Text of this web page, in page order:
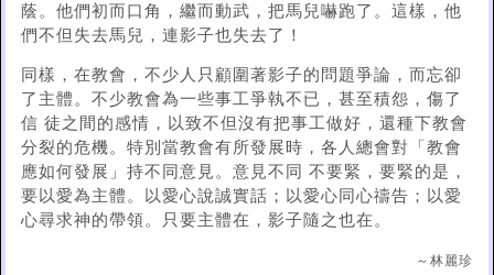
蔭。他們初而口角，繼而動武，把馬兒嚇跑了。這樣，他
們不但失去馬兒，連影子也失去了！
同樣，在教會，不少人只顧圍著影子的問題爭論，而忘卻
了主體。不少教會為一些事工爭執不已，甚至積怨，傷了
信 徒之間的感情，以致不但沒有把事工做好，還種下教會
分裂的危機。特別當教會有所發展時，各人總會對「教會
應如何發展」持不同意見。意見不同 不要緊，要緊的是，
要以愛為主體。以愛心說誠實話；以愛心同心禱告；以愛
心尋求神的帶領。只要主體在，影子隨之也在。
～林麗珍